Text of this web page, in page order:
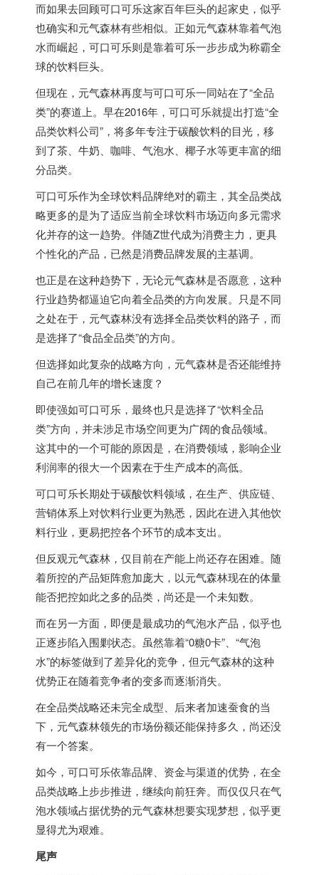
而如果去回顾可口可乐这家百年巨头的起家史，似乎
也确实和元气森林有些相似。正如元气森林靠着气泡
水而崛起，可口可乐则是靠着可乐一步步成为称霸全
球的饮料巨头。
但现在，元气森林再度与可口可乐一同站在了“全品
类”的赛道上。早在2016年，可口可乐就提出打造“全
品类饮料公司”，将多年专注于碳酸饮料的目光，移
到了茶、牛奶、咖啡、气泡水、椰子水等更丰富的细
分品类。
可口可乐作为全球饮料品牌绝对的霸主，其全品类战
略更多的是为了适应当前全球饮料市场迈向多元需求
化并存的这一趋势。伴随Z世代成为消费主力，更具
个性化的产品，已然是消费品牌发展的主基调。
也正是在这种趋势下，无论元气森林是否愿意，这种
行业趋势都逼迫它向着全品类的方向发展。只是不同
之处在于，元气森林没有选择全品类饮料的路子，而
是选择了“食品全品类”的方向。
但选择如此复杂的战略方向，元气森林是否还能维持
自己在前几年的增长速度？
即使强如可口可乐，最终也只是选择了“饮料全品
类”方向，并未涉足市场空间更为广阔的食品领域。
这其中的一个可能的原因是，在消费领域，影响企业
利润率的很大一个因素在于生产成本的高低。
可口可乐长期处于碳酸饮料领域，在生产、供应链、
营销体系上对饮料行业更为熟悉，因此在进入其他饮
料行业，更易把控各个环节的成本支出。
但反观元气森林，仅目前在产能上尚还存在困难。随
着所控的产品矩阵愈加庞大，以元气森林现在的体量
能否把控如此之多的品类，尚还是一个未知数。
而在另一方面，即便是最成功的气泡水产品，似乎也
正逐步陷入围剿状态。虽然靠着“0糖0卡”、“气泡
水”的标签做到了差异化的竞争，但元气森林的这种
优势正在随着竞争者的变多而逐渐消失。
在全品类战略还未完全成型、后来者加速蚕食的当
下，元气森林领先的市场份额还能保持多久，尚还没
有一个答案。
如今，可口可乐依靠品牌、资金与渠道的优势，在全
品类战略上步步推进，继续向前狂奔。而仅仅只在气
泡水领域占据优势的元气森林想要实现梦想，似乎更
显得尤为艰难。
尾声